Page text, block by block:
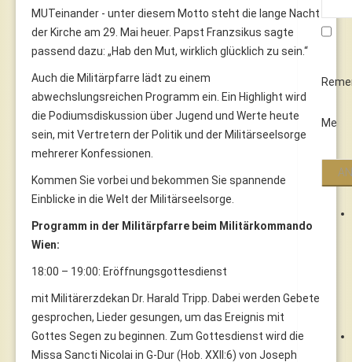
Me
MUTeinander - unter diesem Motto steht die lange Nacht
der Kirche am 29. Mai heuer. Papst Franzsikus sagte
passend dazu: „Hab den Mut, wirklich glücklich zu sein.“
Auch die Militärpfarre lädt zu einem
abwechslungsreichen Programm ein. Ein Highlight wird
die Podiumsdiskussion über Jugend und Werte heute
sein, mit Vertretern der Politik und der Militärseelsorge
mehrerer Konfessionen.
Kommen Sie vorbei und bekommen Sie spannende
Einblicke in die Welt der Militärseelsorge.
Programm in der Militärpfarre beim Militärkommando
Wien:
18:00 – 19:00: Eröffnungsgottesdienst
mit Militärerzdekan Dr. Harald Tripp. Dabei werden Gebete
gesprochen, Lieder gesungen, um das Ereignis mit
Gottes Segen zu beginnen. Zum Gottesdienst wird die
Missa Sancti Nicolai in G-Dur (Hob. XXII:6) von Joseph